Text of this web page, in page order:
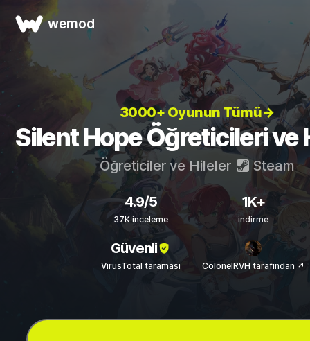
wemod
3000+ Oyunun Tümü→
Silent Hope Öğreticileri ve
Öğreticiler ve Hileler Steam
4.9/5
37K inceleme
1K+
indirme
Güvenli
VirusTotal taraması ColonelRVH tarafından ↗